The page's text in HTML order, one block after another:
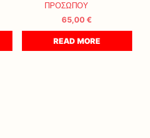
ΠΡΟΣΩΠΟΥ
65,00€
READ MORE